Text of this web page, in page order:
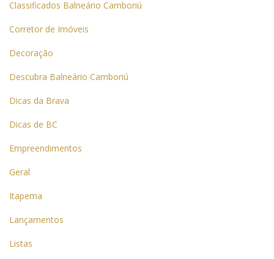
Classificados Balneário Camboriú
Corretor de Imóveis
Decoração
Descubra Balneário Camboriú
Dicas da Brava
Dicas de BC
Empreendimentos
Geral
Itapema
Lançamentos
Listas